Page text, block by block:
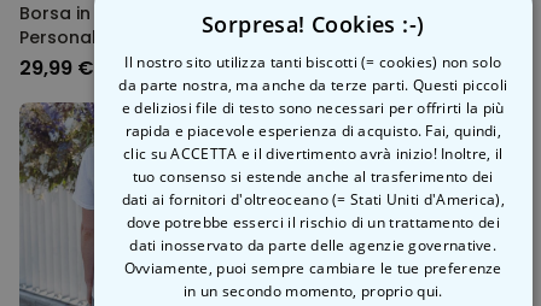
Borsa in Feltro
Personalizzata con Testo
29,99 €
Telo Mare Personalizzato
Retrò con Bevande
34,99 €
Sorpresa! Cookies :-)
Il nostro sito utilizza tanti biscotti (= cookies) non solo
da parte nostra, ma anche da terze parti. Questi piccoli
e deliziosi file di testo sono necessari per offrirti la più
rapida e piacevole esperienza di acquisto. Fai, quindi,
clic su ACCETTA e il divertimento avrà inizio! Inoltre, il
tuo consenso si estende anche al trasferimento dei
dati ai fornitori d'oltreoceano (= Stati Uniti d'America),
dove potrebbe esserci il rischio di un trattamento dei
dati inosservato da parte delle agenzie governative.
Ovviamente, puoi sempre cambiare le tue preferenze
in un secondo momento, proprio qui.